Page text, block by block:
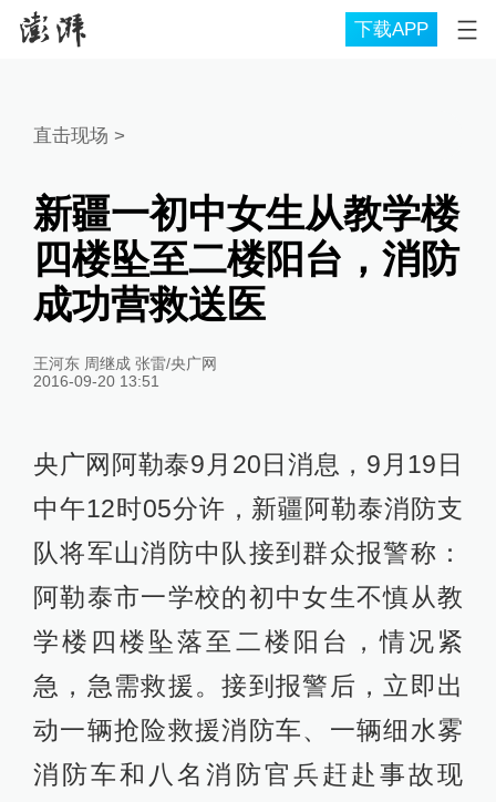
下载APP
直击现场 >
新疆一初中女生从教学楼
四楼坠至二楼阳台，消防
成功营救送医
王河东 周继成 张雷/央广网
2016-09-20 13:51
央广网阿勒泰9月20日消息，9月19日
中午12时05分许，新疆阿勒泰消防支
队将军山消防中队接到群众报警称：
阿勒泰市一学校的初中女生不慎从教
学楼四楼坠落至二楼阳台，情况紧
急，急需救援。接到报警后，立即出
动一辆抢险救援消防车、一辆细水雾
消防车和八名消防官兵赶赴事故现